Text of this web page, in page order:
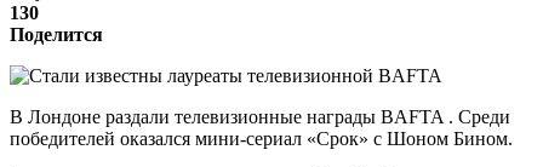
130
Поделится
В Лондоне раздали телевизионные награды BAFTA . Среди
победителей оказался мини-сериал «Срок» с Шоном Бином.